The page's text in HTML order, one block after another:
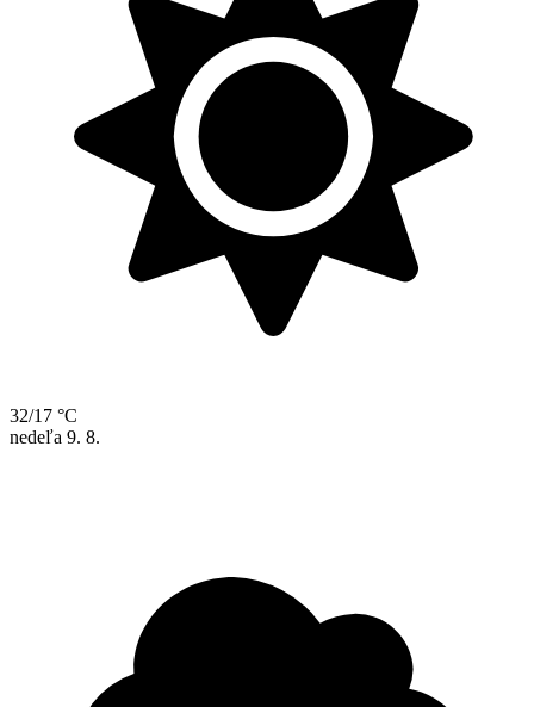
32/17 °C
nedeľa 9. 8.